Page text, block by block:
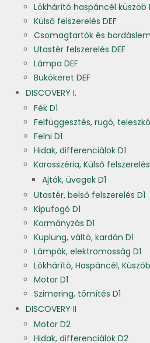
Lökhárító haspáncél küszöb
Külső felszerelés DEF
Csomagtartók és
Utastér felszerelés DEF
Lámpa DEF
Bukókeret DEF
DISCOVERY I.
Fék D1
Felfüggesztés, rugó,
Felni D1
Hidak, differenciálok D1
Karosszéria, Külső felszerelés
Ajtók, üvegek D1
Utastér, belső felszerelés D1
Kipufogó D1
Kormányzás D1
Kuplung, váltó, kardán D1
Lámpák, elektromosság D1
Lökhárító, Haspáncél, Küszöb
Motor D1
Szimering, tömítés D1
DISCOVERY II
Motor D2
Hidak, differenciálok D2